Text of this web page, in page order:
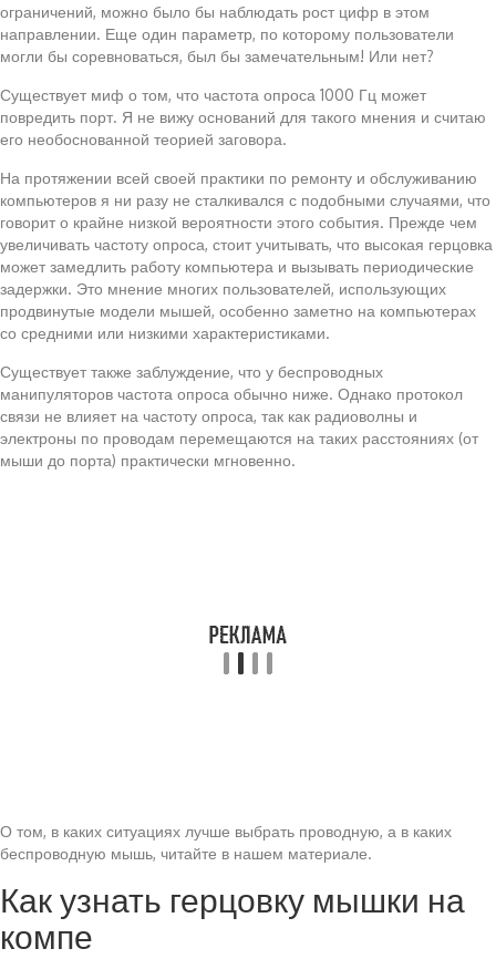
ограничений, можно было бы наблюдать рост цифр в этом
направлении. Еще один параметр, по которому пользователи
могли бы соревноваться, был бы замечательным! Или нет?
Существует миф о том, что частота опроса 1000 Гц может
повредить порт. Я не вижу оснований для такого мнения и считаю
его необоснованной теорией заговора.
На протяжении всей своей практики по ремонту и обслуживанию
компьютеров я ни разу не сталкивался с подобными случаями, что
говорит о крайне низкой вероятности этого события. Прежде чем
увеличивать частоту опроса, стоит учитывать, что высокая герцовка
может замедлить работу компьютера и вызывать периодические
задержки. Это мнение многих пользователей, использующих
продвинутые модели мышей, особенно заметно на компьютерах
со средними или низкими характеристиками.
Существует также заблуждение, что у беспроводных
манипуляторов частота опроса обычно ниже. Однако протокол
связи не влияет на частоту опроса, так как радиоволны и
электроны по проводам перемещаются на таких расстояниях (от
мыши до порта) практически мгновенно.
О том, в каких ситуациях лучше выбрать проводную, а в каких
беспроводную мышь, читайте в нашем материале.
Как узнать герцовку мышки на
компе